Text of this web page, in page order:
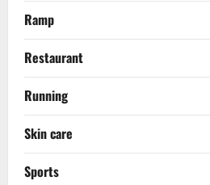
Ramp
Restaurant
Running
Skin care
Sports